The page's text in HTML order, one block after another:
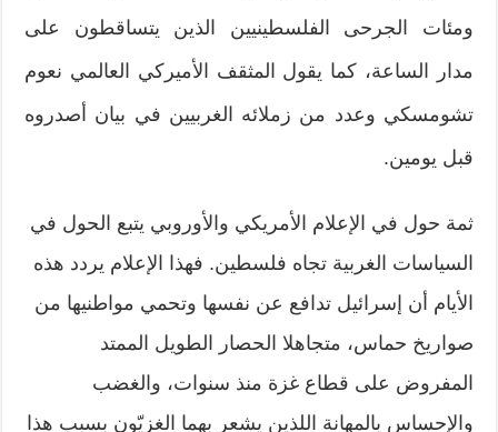
ومئات الجرحى الفلسطينيين الذين يتساقطون على
مدار الساعة، كما يقول المثقف الأميركي العالمي نعوم
تشومسكي وعدد من زملائه الغربيين في بيان أصدروه
قبل يومين.
ثمة حول في الإعلام الأمريكي والأوروبي يتبع الحول في
السياسات الغربية تجاه فلسطين. فهذا الإعلام يردد هذه
الأيام أن إسرائيل تدافع عن نفسها وتحمي مواطنيها من
صواريخ حماس، متجاهلا الحصار الطويل الممتد
المفروض على قطاع غزة منذ سنوات، والغضب
والإحساس بالمهانة اللذين يشعر بهما الغزيّون بسبب هذا